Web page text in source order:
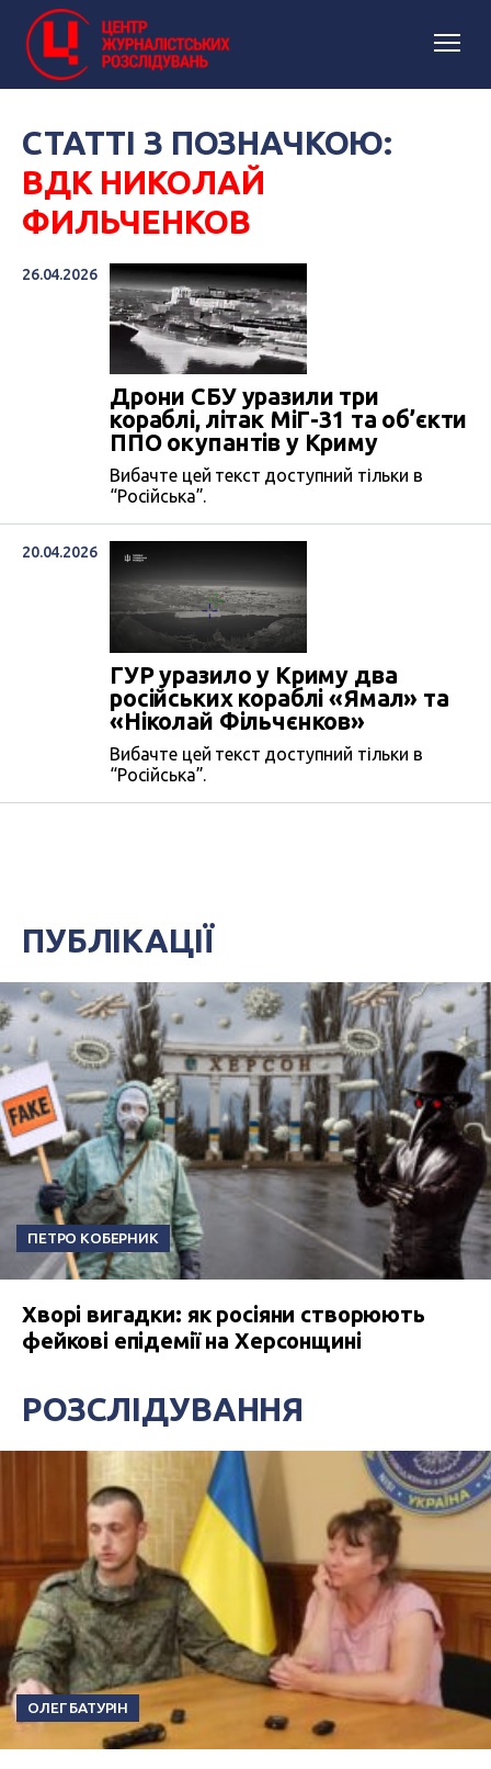
СТАТТІ З ПОЗНАЧКОЮ:
ВДК НИКОЛАЙ
ФИЛЬЧЕНКОВ
26.04.2026
Дрони СБУ уразили три
кораблі, літак МіГ-31 та об’єкти
ППО окупантів у Криму
Вибачте цей текст доступний тільки в
“Російська”.
20.04.2026
ГУР уразило у Криму два
російських кораблі «Ямал» та
«Ніколай Фільчєнков»
Вибачте цей текст доступний тільки в
“Російська”.
ПУБЛІКАЦІЇ
ПЕТРО КОБЕРНИК
Хворі вигадки: як росіяни створюють
фейкові епідемії на Херсонщині
РОЗСЛІДУВАННЯ
ОЛЕГ БАТУРІН